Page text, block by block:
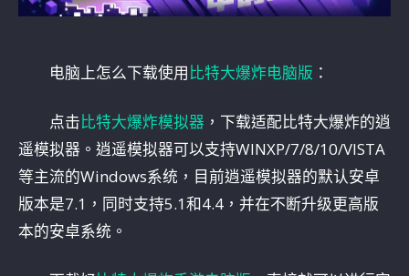
电脑上怎么下载使用比特大爆炸电脑版 ：
点击比特大爆炸模拟器 ，下载适配比特大爆炸的逍
遥模拟器。逍遥模拟器可以支持WINXP/7/8/10/VISTA
等主流的Windows系统，目前逍遥模拟器的默认安卓
版本是7.1，同时支持5.1和4.4，并在不断升级更高版
本的安卓系统。